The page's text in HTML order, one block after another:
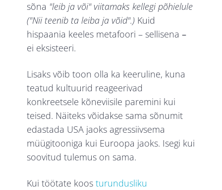
sõna "leib ja või" viitamaks kellegi põhielule
("Nii teenib ta leiba ja võid".) Kuid
hispaania keeles metafoori – sellisena –
ei eksisteeri.
Lisaks võib toon olla ka keeruline, kuna
teatud kultuurid reageerivad
konkreetsele kõneviisile paremini kui
teised. Näiteks võidakse sama sõnumit
edastada USA jaoks agressiivsema
müügitooniga kui Euroopa jaoks. Isegi kui
soovitud tulemus on sama.
Kui töötate koosturundusliku